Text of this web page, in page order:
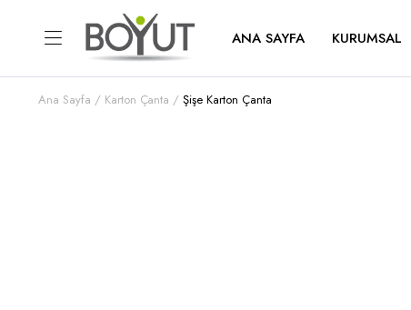
ANA SAYFA KURUMSAL
Ana Sayfa Karton Çanta Şişe Karton Çanta